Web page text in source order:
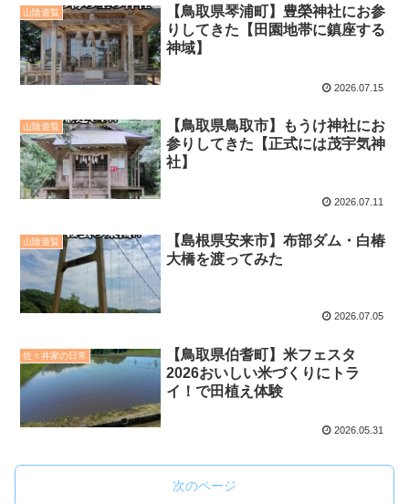
山陰遊覧
【鳥取県琴浦町】豊榮神社にお参
りしてきた【田園地帯に鎮座する
神域】
2026.07.15
山陰遊覧
【鳥取県鳥取市】もうけ神社にお
参りしてきた【正式には茂宇気神
社】
2026.07.11
山陰遊覧
【島根県安来市】布部ダム・白椿
大橋を渡ってみた
2026.07.05
佐々井家の日常
【鳥取県伯耆町】米フェスタ
2026おいしい米づくりにトラ
イ！で田植え体験
2026.05.31
次のページ